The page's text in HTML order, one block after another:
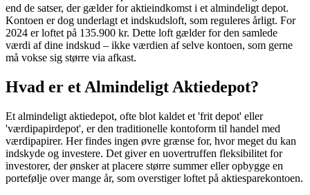
end de satser, der gælder for aktieindkomst i et almindeligt depot.
Kontoen er dog underlagt et indskudsloft, som reguleres årligt. For
2024 er loftet på 135.900 kr. Dette loft gælder for den samlede
værdi af dine indskud – ikke værdien af selve kontoen, som gerne
må vokse sig større via afkast.
Hvad er et Almindeligt Aktiedepot?
Et almindeligt aktiedepot, ofte blot kaldet et 'frit depot' eller
'værdipapirdepot', er den traditionelle kontoform til handel med
værdipapirer. Her findes ingen øvre grænse for, hvor meget du kan
indskyde og investere. Det giver en uovertruffen fleksibilitet for
investorer, der ønsker at placere større summer eller opbygge en
portefølje over mange år, som overstiger loftet på aktiesparekontoen.